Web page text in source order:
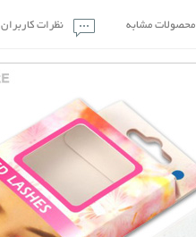
محصولات مشابه نظرات کاربران